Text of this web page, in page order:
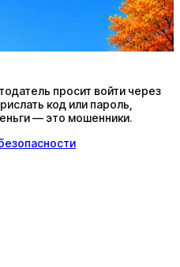
просит войти через
код или пароль,
— это мошенники.